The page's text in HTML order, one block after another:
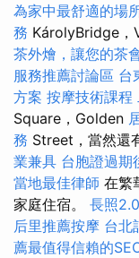
為家中最舒適的場
務 KárolyBridge，
茶外燴，讓您的茶
服務推薦討論區 台
方案 按摩技術課程
Square，Golden
務 Street，當然還
業兼具 台胞證過期
當地最佳律師 在繁
家庭住宿。 長照
后里推薦按摩 台北
薦最值得信賴的